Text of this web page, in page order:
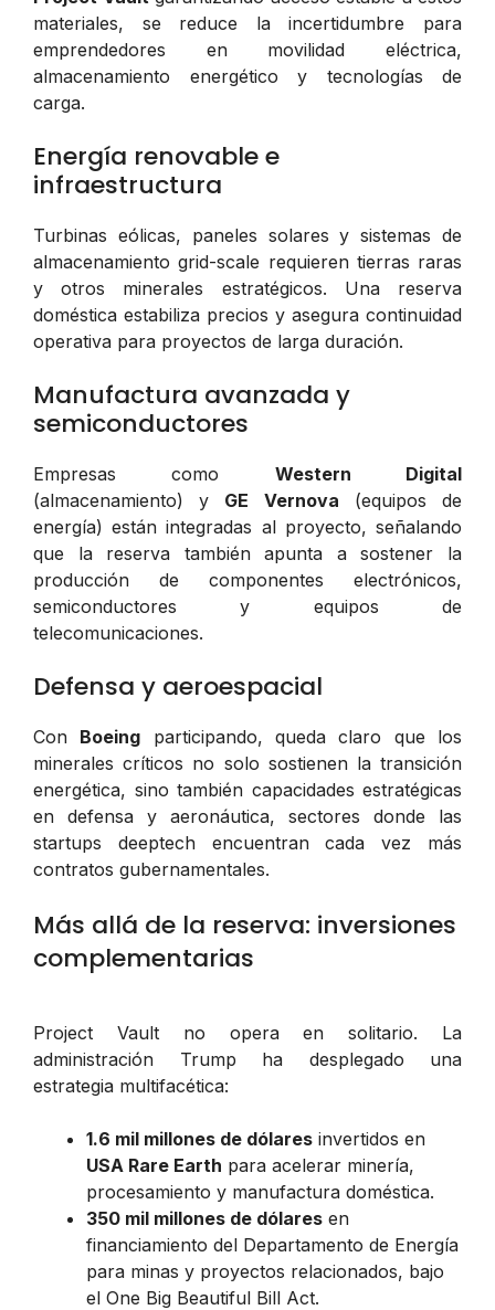
materiales, se reduce la incertidumbre para
emprendedores en movilidad eléctrica,
almacenamiento energético y tecnologías de
carga.
Energía renovable e
infraestructura
Turbinas eólicas, paneles solares y sistemas de
almacenamiento grid-scale requieren tierras raras
y otros minerales estratégicos. Una reserva
doméstica estabiliza precios y asegura continuidad
operativa para proyectos de larga duración.
Manufactura avanzada y
semiconductores
Empresas como Western Digital
(almacenamiento) y GE Vernova (equipos de
energía) están integradas al proyecto, señalando
que la reserva también apunta a sostener la
producción de componentes electrónicos,
semiconductores y equipos de
telecomunicaciones.
Defensa y aeroespacial
Con Boeing participando, queda claro que los
minerales críticos no solo sostienen la transición
energética, sino también capacidades estratégicas
en defensa y aeronáutica, sectores donde las
startups deeptech encuentran cada vez más
contratos gubernamentales.
Más allá de la reserva: inversiones
complementarias
Project Vault no opera en solitario. La
administración Trump ha desplegado una
estrategia multifacética:
1.6 mil millones de dólares invertidos en
USA Rare Earth para acelerar minería,
procesamiento y manufactura doméstica.
350 mil millones de dólares en
financiamiento del Departamento de Energía
para minas y proyectos relacionados, bajo
el One Big Beautiful Bill Act.